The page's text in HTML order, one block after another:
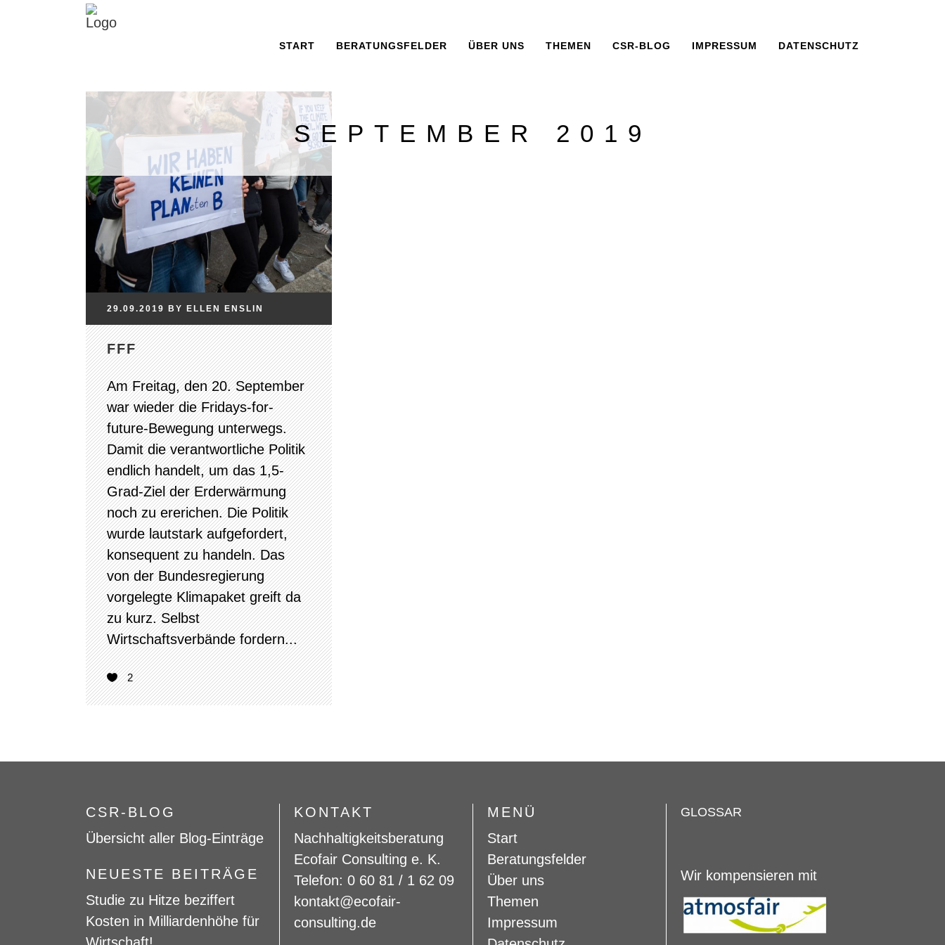
START BERATUNGSFELDER ÜBER UNS THEMEN CSR-BLOG IMPRESSUM DATENSCHUTZ
SEPTEMBER 2019
29.09.2019 BY ELLEN ENSLIN
FFF
Am Freitag, den 20. September
war wieder die Fridays-for-
future-Bewegung unterwegs.
Damit die verantwortliche Politik
endlich handelt, um das 1,5-
Grad-Ziel der Erderwärmung
noch zu ererichen. Die Politik
wurde lautstark aufgefordert,
konsequent zu handeln. Das
von der Bundesregierung
vorgelegte Klimapaket greift da
zu kurz. Selbst
Wirtschaftsverbände fordern...
2
CSR-BLOG
Übersicht aller Blog-Einträge
NEUESTE BEITRÄGE
Studie zu Hitze beziffert
Kosten in Milliardenhöhe für
KONTAKT
Nachhaltigkeitsberatung
Ecofair Consulting e. K.
Telefon: 0 60 81 / 1 62 09
kontakt@ecofair-
consulting.de
MENÜ
Start
Beratungsfelder
Über uns
Themen
Impressum
GLOSSAR
Wir kompensieren mit